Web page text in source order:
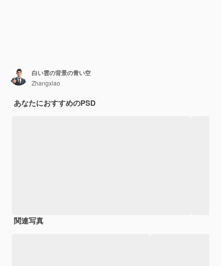
白い雲の背景の青い空
Zhangxiao
あなたにおすすめのPSD
関連写真